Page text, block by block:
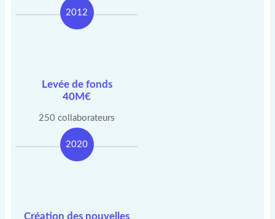
2012
Levée de fonds
40M€
250 collaborateurs
2020
Création des nouvelles